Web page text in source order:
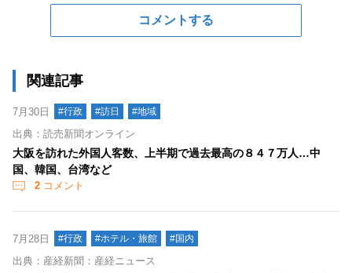
コメントする
関連記事
7月30日 #行政 #訪日 #地域
出典：読売新聞オンライン
大阪を訪れた外国人客数、上半期で過去最高の８４７万人…中
国、韓国、台湾など
2 コメント
7月28日 #行政 #ホテル・旅館 #国内
出典：産経新聞：産経ニュース